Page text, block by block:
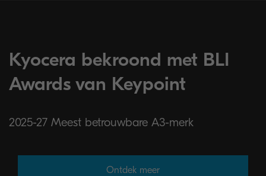
Kyocera bekroond met BLI
Awards van Keypoint
2025-27 Meest betrouwbare A3-merk
Ontdek meer